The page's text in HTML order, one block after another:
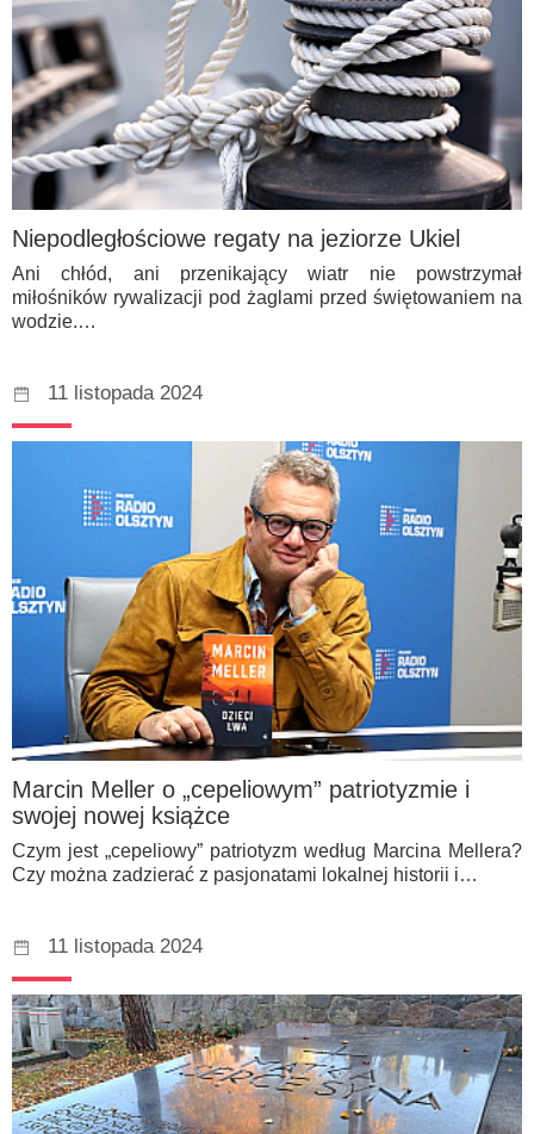
Niepodległościowe regaty na jeziorze Ukiel
Ani chłód, ani przenikający wiatr nie powstrzymał
miłośników rywalizacji pod żaglami przed świętowaniem na
wodzie.…
11 listopada 2024
Marcin Meller o „cepeliowym” patriotyzmie i
swojej nowej książce
Czym jest „cepeliowy” patriotyzm według Marcina Mellera?
Czy można zadzierać z pasjonatami lokalnej historii i…
11 listopada 2024